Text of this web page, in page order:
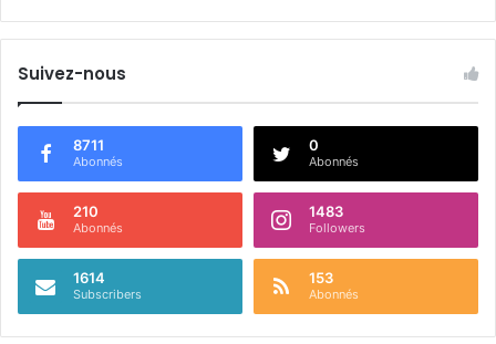
Suivez-nous
8711
Abonnés
0
Abonnés
210
Abonnés
1483
Followers
1614
Subscribers
153
Abonnés